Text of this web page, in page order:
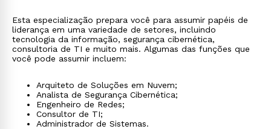
Esta especialização prepara você para assumir papéis de
liderança em uma variedade de setores, incluindo
tecnologia da informação, segurança cibernética,
consultoria de TI e muito mais. Algumas das funções que
você pode assumir incluem:
Arquiteto de Soluções em Nuvem;
Analista de Segurança Cibernética;
Engenheiro de Redes;
Consultor de TI;
Administrador de Sistemas.